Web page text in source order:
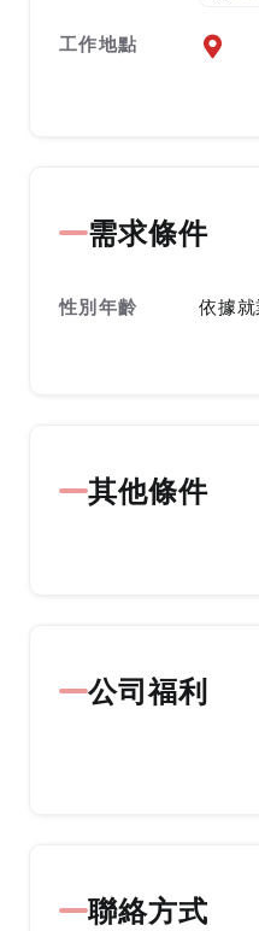
工作地點 前往查
需求條件
性別年齡 依據就
其他條件
公司福利
聯絡方式